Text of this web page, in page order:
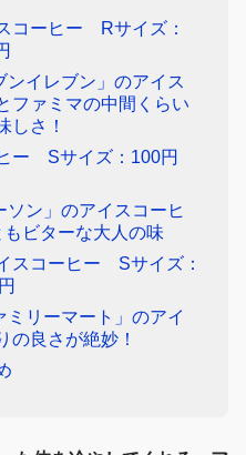
コーヒー Rサイズ：
ンイレブン」のアイス
ファミマの中間くらい
しさ！
ー Sサイズ：100円
ソン」のアイスコーヒ
ビターな大人の味
スコーヒー Sサイズ：
ミリーマート」のアイ
の良さが絶妙！